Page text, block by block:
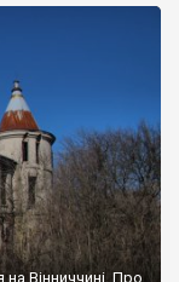
Вінниччині. Про